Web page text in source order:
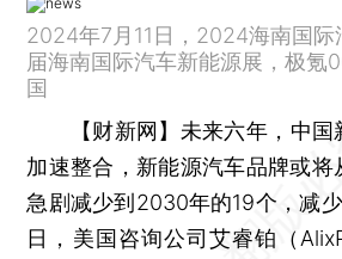
2024年7月11日，2024海南国际
届海南国际汽车新能源展，极氪
国
【财新网】 未来六年，中
加速整合，新能源汽车品牌或
急剧减少到2030年的19个，减
日，美国咨询公司艾睿铂（